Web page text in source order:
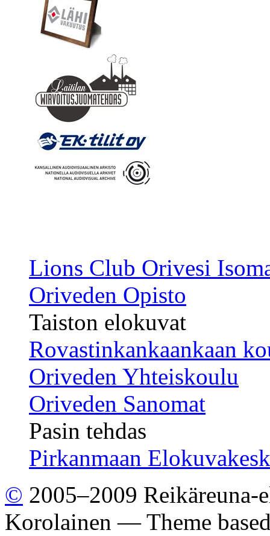
Lions Club Orivesi
Oriveden Opisto
Taiston elokuvat
Rovastinkankaankaan
Oriveden Yhteiskoulu
Oriveden Sanomat
Pasin tehdas
Pirkanmaan
© 2005–2009
Korolainen — Theme